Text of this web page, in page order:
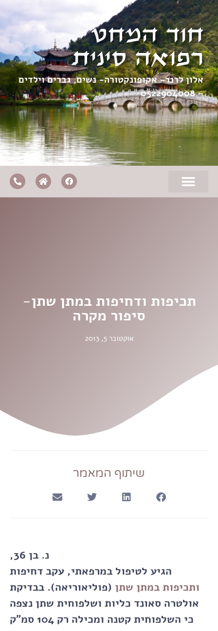
חוד המחט
רפואה סינית
אלון לרנר- אקופונקטורה- נשים, גברים וילדים
–
0522904008
תכיפות ודחיפות במתן שתן-
סיפור מקרה
אוקטובר 5, 2013
שיתוף המאמר
נ. בן 36,
הגיע לטיפול במרפאתי, עקב דחיפות
ותכיפות במתן שתן (פוליאוריאה). בבדיקת
אולטרה סאונד כליות ושלפוחית שתן נצפה
כי השלפוחית קטנה ומכילה רק 104 סמ"ק